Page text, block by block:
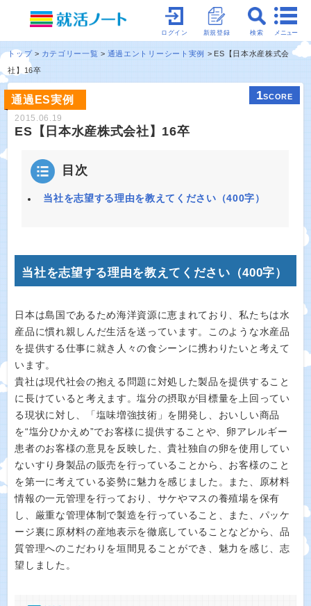
メニュー
検索
新規登録
ログイン
トップ カテゴリー一覧 通過エントリーシート実例
ES【日本水産株式会
社】16卒
通過ES実例 1SCORE
2015.06.19
ES【日本水産株式会社】16卒
目次
当社を志望する理由を教えてください（400字）
当社を志望する理由を教えてください（400字）
日本は島国であるため海洋資源に恵まれており、私たちは水
産品に慣れ親しんだ生活を送っています。このような水産品
を提供する仕事に就き人々の食シーンに携わりたいと考えて
います。
貴社は現代社会の抱える問題に対処した製品を提供すること
に長けていると考えます。塩分の摂取が目標量を上回ってい
る現状に対し、「塩味増強技術」を開発し、おいしい商品
を“塩分ひかえめ”でお客様に提供することや、卵アレルギー
患者のお客様の意見を反映した、貴社独自の卵を使用してい
ないすり身製品の販売を行っていることから、お客様のこと
を第一に考えている姿勢に魅力を感じました。また、原材料
情報の一元管理を行っており、サケやマスの養殖場を保有
し、厳重な管理体制で製造を行っていること、また、パッケ
ージ裏に原材料の産地表示を徹底していることなどから、品
質管理へのこだわりを垣間見ることができ、魅力を感じ、志
望しました。